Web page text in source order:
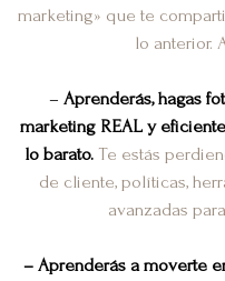
marketing» que te
lo anterior.
– Aprenderás, hagas
marketing REAL y
lo barato.Te estás
de cliente, políticas,
avanzadas
– Aprenderás amoverte